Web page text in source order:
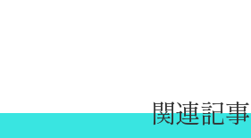
関連記事